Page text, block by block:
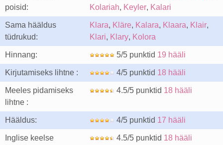
poisid:
Kolariah, Keyler, Kalari
Sama hääldus
tüdrukud:
Klara, Kläre, Kalara, Klaara, Klair,
Klari, Klary, Kolora
Hinnang: 5/5 punktid 19 hääli
Kirjutamiseks lihtne : 4/5 punktid 18 hääli
Meeles pidamiseks
lihtne :
4.5/5 punktid 18 hääli
Hääldus: 4/5 punktid 17 hääli
Inglise keelse
4.5/5 punktid 18 hääli